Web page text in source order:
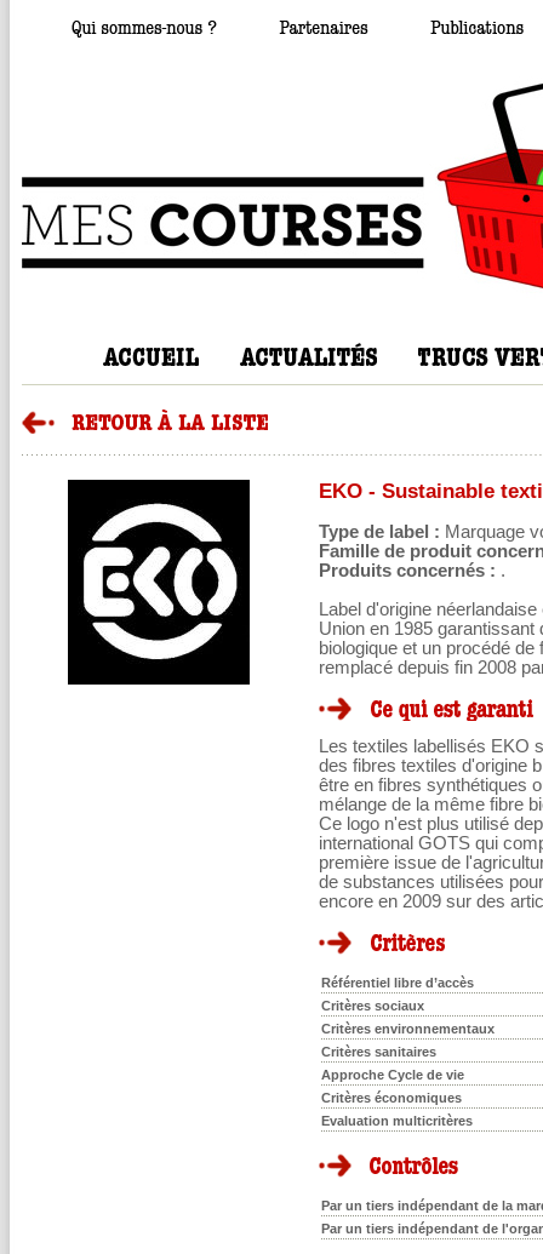
EKO - Sustainable
Type de label : Marquage
Famille de produit
Produits concernés : .
Label d'origine
Union en 1985
biologique et un procédé
remplacé depuis fin 2008
Les textiles labellisés
des fibres textiles d'origine
être en fibres synthétiques
mélange de la même fibre
Ce logo n'est plus utilisé
international GOTS qui
première issue de
de substances utilisées
encore en 2009 sur des
Référentiel libre d’accès
Critères sociaux
Critères environnementaux
Critères sanitaires
Approche Cycle de vie
Critères économiques
Evaluation multicritères
Par un tiers indépendant de la
Par un tiers indépendant de